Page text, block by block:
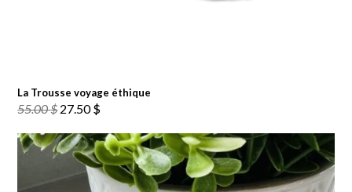
La Trousse voyage éthique
55.00$Le
initial
était :
55.00 $.
27.50$Le
actuel
est :
27.50 $.